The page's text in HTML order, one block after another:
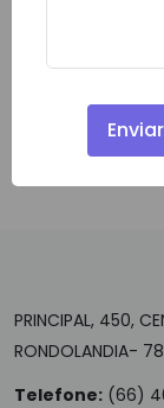
PRINCIPAL, 450,
RONDOLANDIA-
Telefone: (66)